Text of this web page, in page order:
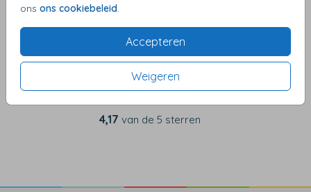
ons ons cookiebeleid
Accepteren
Weigeren
4,17 van de 5 sterren